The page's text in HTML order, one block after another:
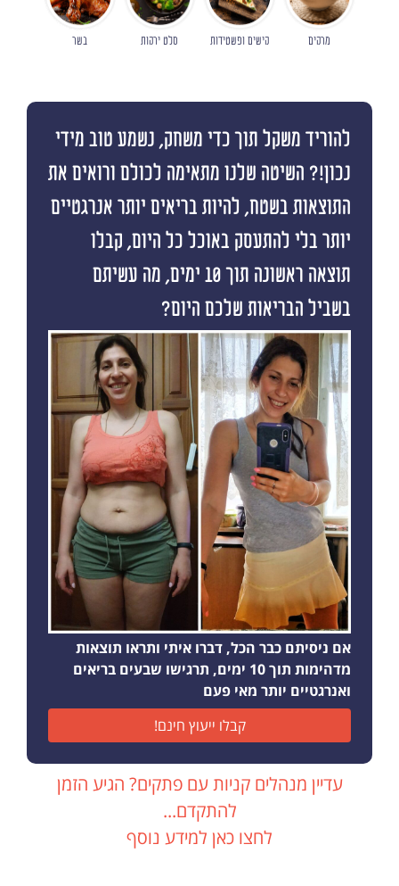
מרקים קישים ופשטידות סלט ירקות בשר
להוריד משקל תוך כדי משחק, נשמע טוב מידי
נכון!? השיטה שלנו מתאימה לכולם ורואים את
התוצאות בשטח, להיות בריאים יותר אנרגטיים
יותר בלי להתעסק באוכל כל היום, קבלו
תוצאה ראשונה תוך 10 ימים, מה עשיתם
בשביל הבריאות שלכם היום?
אם ניסיתם כבר הכל, דברו איתי ותראו תוצאות
מדהימות תוך 10 ימים, תרגישו שבעים בריאים
ואנרגטיים יותר מאי פעם
קבלו ייעוץ חינם!
עדיין מנהלים קניות עם פתקים? הגיע הזמן
להתקדם...
לחצו כאן למידע נוסף